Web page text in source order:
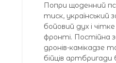
Попри щоденний
тиск, український
бойовий дух і чітке
фронті. Постійна
дронів-камікадзе
бійців артбригади